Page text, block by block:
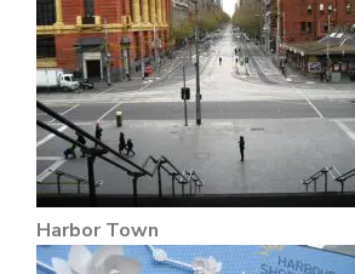
Harbor Town